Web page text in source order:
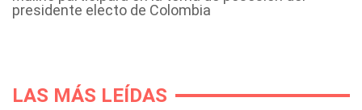
presidente electo de Colombia
LAS MÁS LEÍDAS